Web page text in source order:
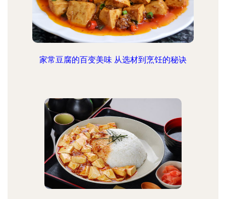
家常豆腐的百变美味 从选材到烹饪的秘诀